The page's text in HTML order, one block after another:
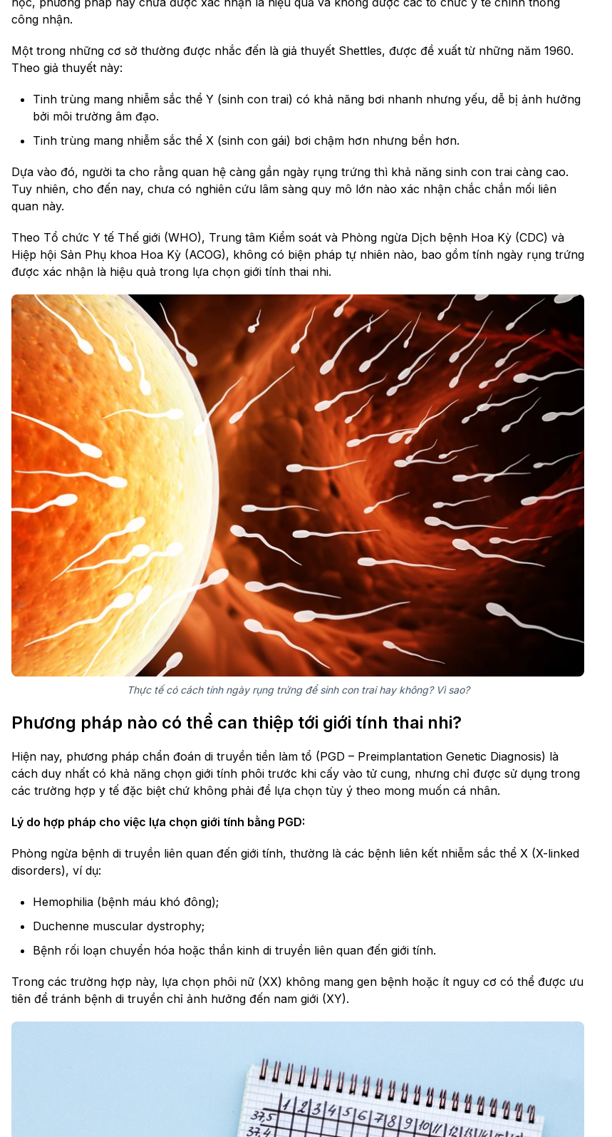
công nhận.
Một trong những cơ sở thường được nhắc đến là giả thuyết Shettles, được đề xuất từ những năm 1960.
Theo giả thuyết này:
Tinh trùng mang nhiễm sắc thể Y (sinh con trai) có khả năng bơi nhanh nhưng yếu, dễ bị ảnh hưởng
bởi môi trường âm đạo.
Tinh trùng mang nhiễm sắc thể X (sinh con gái) bơi chậm hơn nhưng bền hơn.
Dựa vào đó, người ta cho rằng quan hệ càng gần ngày rụng trứng thì khả năng sinh con trai càng cao.
Tuy nhiên, cho đến nay, chưa có nghiên cứu lâm sàng quy mô lớn nào xác nhận chắc chắn mối liên
quan này.
Theo Tổ chức Y tế Thế giới (WHO), Trung tâm Kiểm soát và Phòng ngừa Dịch bệnh Hoa Kỳ (CDC) và
Hiệp hội Sản Phụ khoa Hoa Kỳ (ACOG), không có biện pháp tự nhiên nào, bao gồm tính ngày rụng trứng
được xác nhận là hiệu quả trong lựa chọn giới tính thai nhi.
Thực tế có cách tính ngày rụng trứng để sinh con trai hay không? Vì sao?
Phương pháp nào có thể can thiệp tới giới tính thai nhi?
Hiện nay, phương pháp chẩn đoán di truyền tiền làm tổ (PGD – Preimplantation Genetic Diagnosis) là
cách duy nhất có khả năng chọn giới tính phôi trước khi cấy vào tử cung, nhưng chỉ được sử dụng trong
các trường hợp y tế đặc biệt chứ không phải để lựa chọn tùy ý theo mong muốn cá nhân.
Lý do hợp pháp cho việc lựa chọn giới tính bằng PGD:
Phòng ngừa bệnh di truyền liên quan đến giới tính, thường là các bệnh liên kết nhiễm sắc thể X (X-linked
disorders), ví dụ:
Hemophilia (bệnh máu khó đông);
Duchenne muscular dystrophy;
Bệnh rối loạn chuyển hóa hoặc thần kinh di truyền liên quan đến giới tính.
Trong các trường hợp này, lựa chọn phôi nữ (XX) không mang gen bệnh hoặc ít nguy cơ có thể được ưu
tiên để tránh bệnh di truyền chỉ ảnh hưởng đến nam giới (XY).